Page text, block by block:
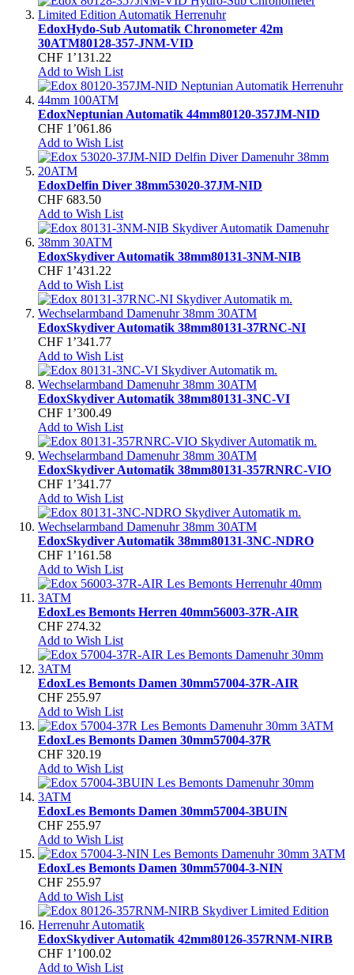
EdoxHydo-Sub Automatik Chronometer 42m
30ATM80128-357-JNM-VID
CHF 1’131.22
Add to Wish List
EdoxNeptunian Automatik 44mm80120-357JM-NID
CHF 1’061.86
Add to Wish List
EdoxDelfin Diver 38mm53020-37JM-NID
CHF 683.50
Add to Wish List
EdoxSkydiver Automatik 38mm80131-3NM-NIB
CHF 1’431.22
Add to Wish List
EdoxSkydiver Automatik 38mm80131-37RNC-NI
CHF 1’341.77
Add to Wish List
EdoxSkydiver Automatik 38mm80131-3NC-VI
CHF 1’300.49
Add to Wish List
EdoxSkydiver Automatik 38mm80131-357RNRC-VIO
CHF 1’341.77
Add to Wish List
EdoxSkydiver Automatik 38mm80131-3NC-NDRO
CHF 1’161.58
Add to Wish List
EdoxLes Bemonts Herren 40mm56003-37R-AIR
CHF 274.32
Add to Wish List
EdoxLes Bemonts Damen 30mm57004-37R-AIR
CHF 255.97
Add to Wish List
EdoxLes Bemonts Damen 30mm57004-37R
CHF 320.19
Add to Wish List
EdoxLes Bemonts Damen 30mm57004-3BUIN
CHF 255.97
Add to Wish List
EdoxLes Bemonts Damen 30mm57004-3-NIN
CHF 255.97
Add to Wish List
EdoxSkydiver Automatik 42mm80126-357RNM-NIRB
CHF 1’100.02
Add to Wish List